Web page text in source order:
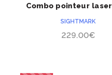
ACHETER
Combo pointeur
SIGHTMARK
229.00€